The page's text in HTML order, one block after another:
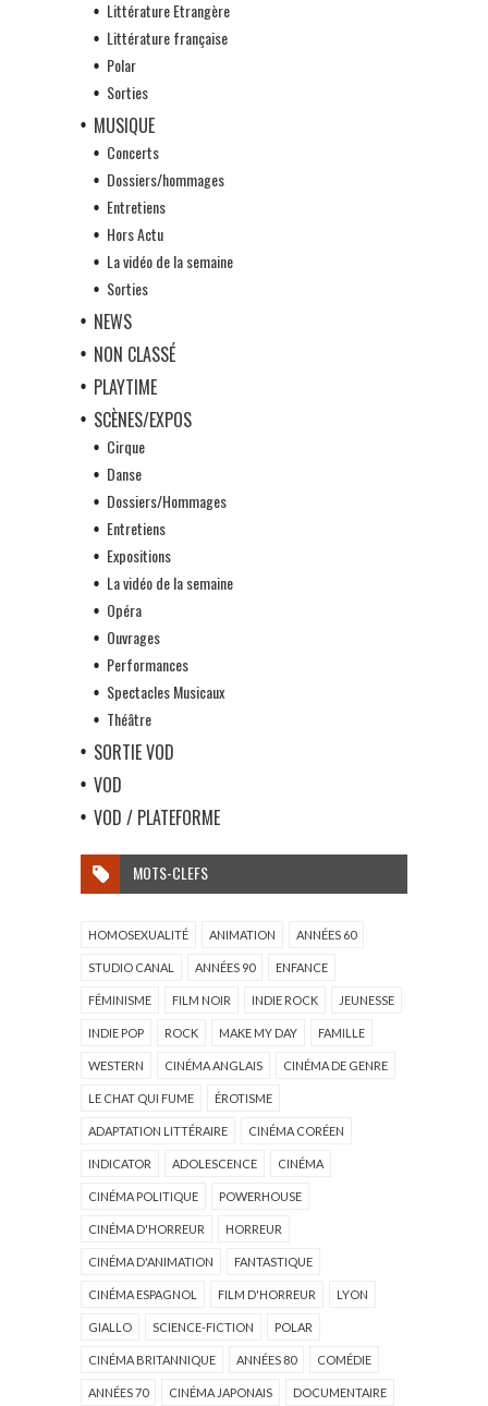
Littérature Etrangère
Littérature française
Polar
Sorties
MUSIQUE
Concerts
Dossiers/hommages
Entretiens
Hors Actu
La vidéo de la semaine
Sorties
NEWS
NON CLASSÉ
PLAYTIME
SCÈNES/EXPOS
Cirque
Danse
Dossiers/Hommages
Entretiens
Expositions
La vidéo de la semaine
Opéra
Ouvrages
Performances
Spectacles Musicaux
Théâtre
SORTIE VOD
VOD
VOD / PLATEFORME
MOTS-CLEFS
HOMOSEXUALITÉ ANIMATION ANNÉES 60
STUDIO CANAL ANNÉES 90 ENFANCE
FÉMINISME FILM NOIR INDIE ROCK JEUNESSE
INDIE POP ROCK MAKE MY DAY FAMILLE
WESTERN CINÉMA ANGLAIS CINÉMA DE GENRE
LE CHAT QUI FUME ÉROTISME
ADAPTATION LITTÉRAIRE CINÉMA CORÉEN
INDICATOR ADOLESCENCE CINÉMA
CINÉMA POLITIQUE POWERHOUSE
CINÉMA D'HORREUR HORREUR
CINÉMA D'ANIMATION FANTASTIQUE
CINÉMA ESPAGNOL FILM D'HORREUR LYON
GIALLO SCIENCE-FICTION POLAR
CINÉMA BRITANNIQUE ANNÉES 80 COMÉDIE
ANNÉES 70 CINÉMA JAPONAIS DOCUMENTAIRE